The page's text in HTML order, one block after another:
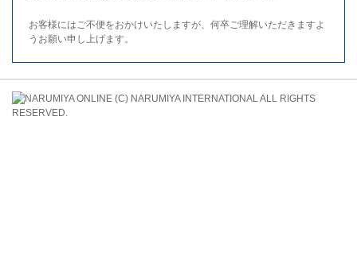
お客様にはご不便をおかけいたしますが、何卒ご理解いただきますよ
うお願い申し上げます。